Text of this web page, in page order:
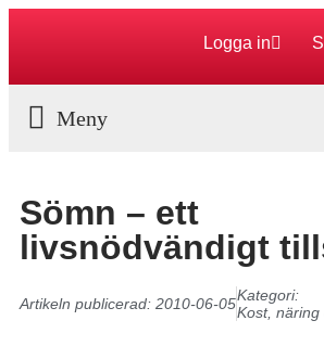
Logga in
Sömn – ett
livsnödvändigt
Artikeln publicerad: 2010-06-05Kategori:
Kost, näring